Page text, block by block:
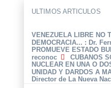
ULTIMOS ARTICULOS
VENEZUELA LIBRE NO
DEMOCRACIA... : Dr.
PROMUEVE ESTADO
reconoc
CUBANOS
NUCLEAR EN UNA O
UNIDAD Y DARDOS A
Director de La Nueva